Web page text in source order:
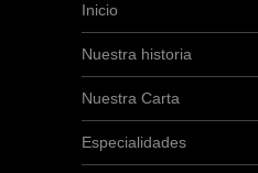
Inicio
Nuestra historia
Nuestra Carta
Especialidades